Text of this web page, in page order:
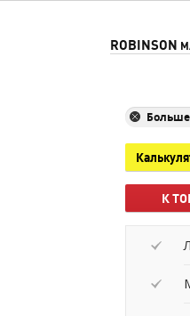
ROBINSON
Больше
К